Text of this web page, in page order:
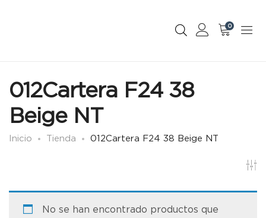
0
012Cartera F24 38
Beige NT
Inicio Tienda 012Cartera F24 38 Beige NT
No se han encontrado productos que